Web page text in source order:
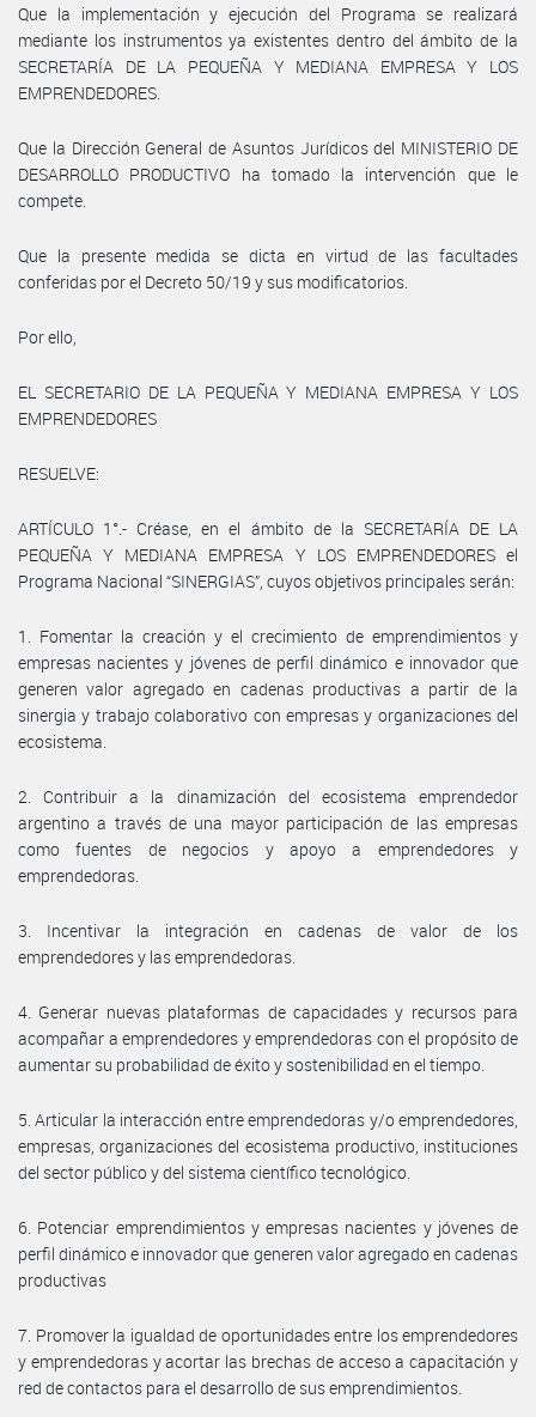
Que la implementación y ejecución del Programa se realizará
mediante los instrumentos ya existentes dentro del ámbito de la
SECRETARÍA DE LA PEQUEÑA Y MEDIANA EMPRESA Y LOS
EMPRENDEDORES.
Que la Dirección General de Asuntos Jurídicos del MINISTERIO DE
DESARROLLO PRODUCTIVO ha tomado la intervención que le
compete.
Que la presente medida se dicta en virtud de las facultades
conferidas por el Decreto 50/19 y sus modificatorios.
Por ello,
EL SECRETARIO DE LA PEQUEÑA Y MEDIANA EMPRESA Y LOS
EMPRENDEDORES
RESUELVE:
ARTÍCULO 1°.- Créase, en el ámbito de la SECRETARÍA DE LA
PEQUEÑA Y MEDIANA EMPRESA Y LOS EMPRENDEDORES el
Programa Nacional “SINERGIAS”, cuyos objetivos principales serán:
1. Fomentar la creación y el crecimiento de emprendimientos y
empresas nacientes y jóvenes de perfil dinámico e innovador que
generen valor agregado en cadenas productivas a partir de la
sinergia y trabajo colaborativo con empresas y organizaciones del
ecosistema.
2. Contribuir a la dinamización del ecosistema emprendedor
argentino a través de una mayor participación de las empresas
como fuentes de negocios y apoyo a emprendedores y
emprendedoras.
3. Incentivar la integración en cadenas de valor de los
emprendedores y las emprendedoras.
4. Generar nuevas plataformas de capacidades y recursos para
acompañar a emprendedores y emprendedoras con el propósito de
aumentar su probabilidad de éxito y sostenibilidad en el tiempo.
5. Articular la interacción entre emprendedoras y/o emprendedores,
empresas, organizaciones del ecosistema productivo, instituciones
del sector público y del sistema científico tecnológico.
6. Potenciar emprendimientos y empresas nacientes y jóvenes de
perfil dinámico e innovador que generen valor agregado en cadenas
productivas
7. Promover la igualdad de oportunidades entre los emprendedores
y emprendedoras y acortar las brechas de acceso a capacitación y
red de contactos para el desarrollo de sus emprendimientos.